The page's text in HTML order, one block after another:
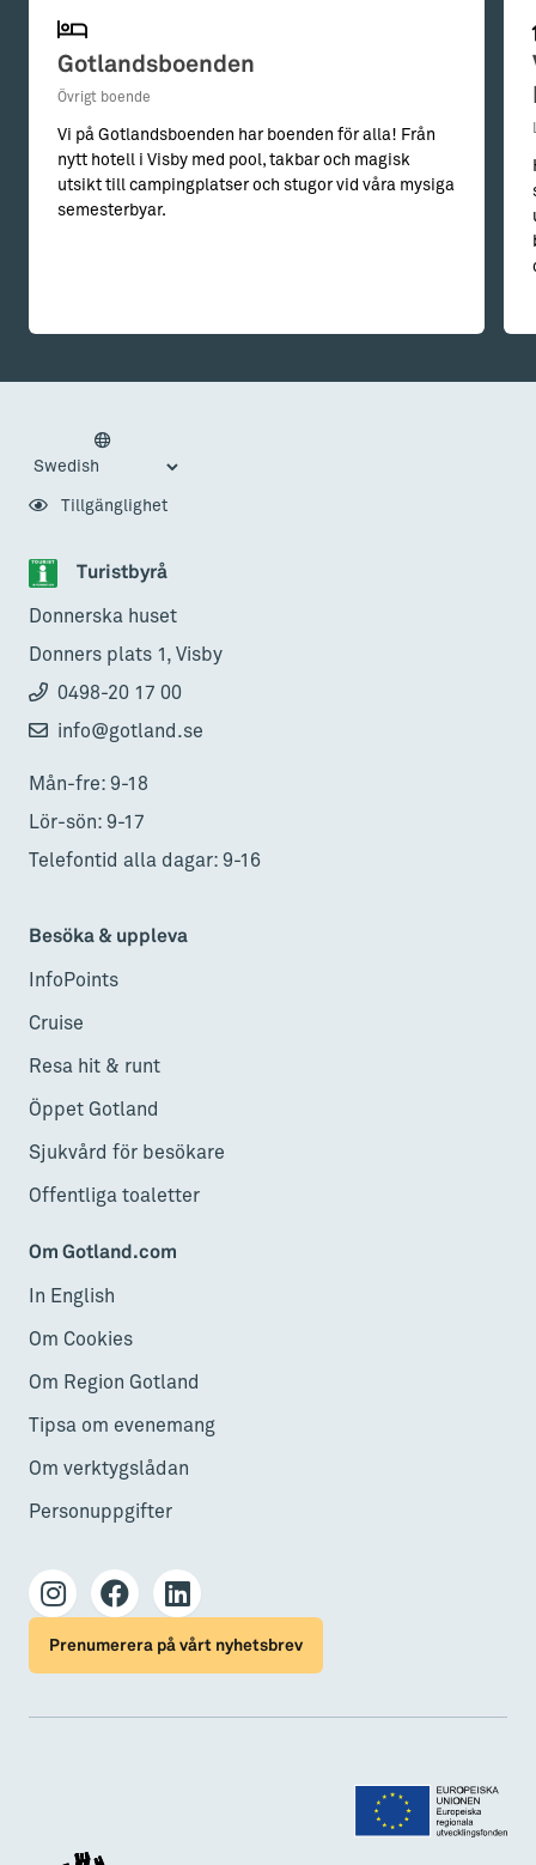
Gotlandsboenden
Övrigt boende
Vi på Gotlandsboenden har boenden för alla! Från
nytt hotell i Visby med pool, takbar och magisk
utsikt till campingplatser och stugor vid våra mysiga
semesterbyar.
Turistbyrå
Donnerska huset
Donners plats 1, Visby
0498-20 17 00
info@gotland.se
Mån-fre: 9-18
Lör-sön: 9-17
Telefontid alla dagar: 9-16
Besöka & uppleva
InfoPoints
Cruise
Resa hit & runt
Öppet Gotland
Sjukvård för besökare
Offentliga toaletter
Om Gotland.com
In English
Om Cookies
Om Region Gotland
Tipsa om evenemang
Om verktygslådan
Personuppgifter
Tillgänglighet
Prenumerera på vårt nyhetsbrev